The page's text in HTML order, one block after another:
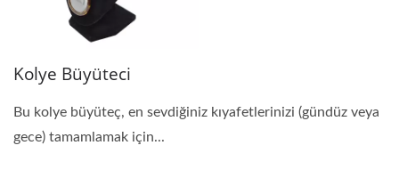
Kolye Büyüteci
Bu kolye büyüteç, en sevdiğiniz kıyafetlerinizi (gündüz veya
gece) tamamlamak için...